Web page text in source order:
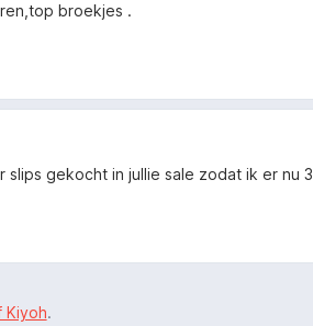
broekjes .
slips gekocht in jullie sale zodat ik er
Kiyoh.